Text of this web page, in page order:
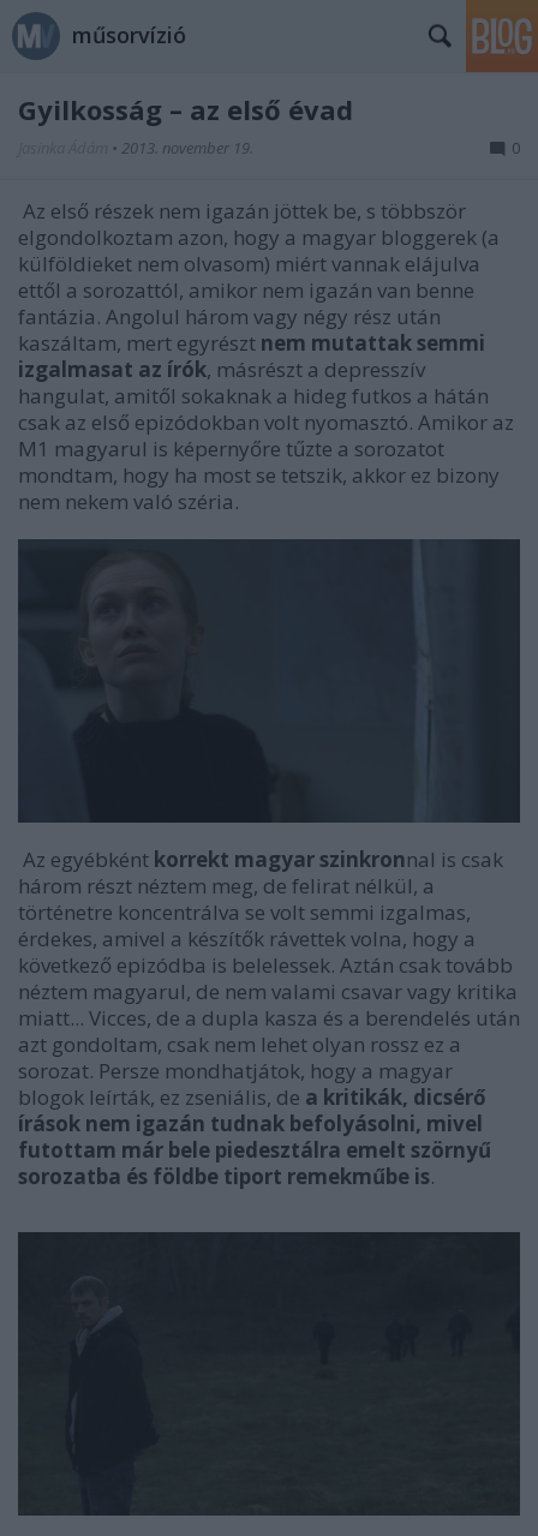
műsorvízió
Gyilkosság – az első évad
• 2013. november 19. 0
Az első részek nem igazán jöttek be, s többször
elgondolkoztam azon, hogy a magyar bloggerek (a
külföldieket nem olvasom) miért vannak elájulva
ettől a sorozattól, amikor nem igazán van benne
fantázia. Angolul három vagy négy rész után
kaszáltam, mert egyrészt nem mutattak semmi
izgalmasat az írók, másrészt a depresszív
hangulat, amitől sokaknak a hideg futkos a hátán
csak az első epizódokban volt nyomasztó. Amikor az
M1 magyarul is képernyőre tűzte a sorozatot
mondtam, hogy ha most se tetszik, akkor ez bizony
nem nekem való széria.
Az egyébként korrekt magyar szinkronnal is csak
három részt néztem meg, de felirat nélkül, a
történetre koncentrálva se volt semmi izgalmas,
érdekes, amivel a készítők rávettek volna, hogy a
következő epizódba is belelessek. Aztán csak tovább
néztem magyarul, de nem valami csavar vagy kritika
miatt... Vicces, de a dupla kasza és a berendelés után
azt gondoltam, csak nem lehet olyan rossz ez a
sorozat. Persze mondhatjátok, hogy a magyar
blogok leírták, ez zseniális, de a kritikák, dicsérő
írások nem igazán tudnak befolyásolni, mivel
futottam már bele piedesztálra emelt szörnyű
sorozatba és földbe tiport remekműbe is.